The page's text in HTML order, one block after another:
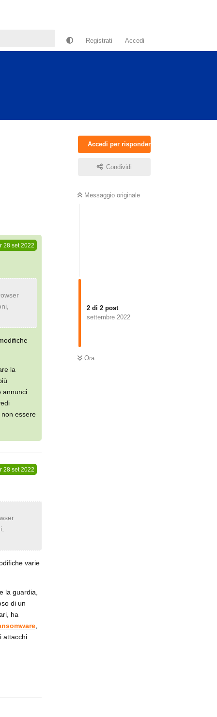
Registrati Accedi
Accedi per rispondere
Condividi
Messaggio originale
2 di 2 post
settembre 2022
Ora
28 set 2022
la
annunci
non essere
28 set 2022
varie
la guardia,
di un
ha
attacchi